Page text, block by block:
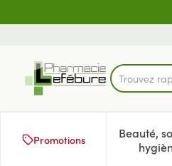
Rechercher
Trouvez
Promotions
Beauté,